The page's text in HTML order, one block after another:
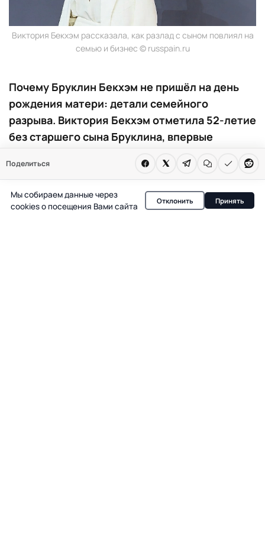
Поделиться
Виктория Бекхэм рассказала, как разлад с сыном повлиял на
семью и бизнес © russpain.ru
Почему Бруклин Бекхэм не пришёл на день
рождения матери: детали семейного
разрыва. Виктория Бекхэм отметила 52-летие
без старшего сына Бруклина, впервые
семье и о том, как публичность повлияла на
попытки сохранить единство и личные
Мы собираем данные через
cookies о посещения Вами сайта
Отклонить Принять